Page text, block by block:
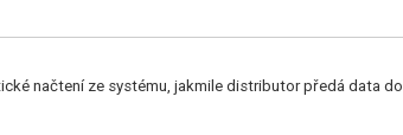
načtení ze systému, jakmile distributor předá data do